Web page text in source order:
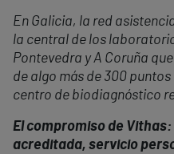
En Galicia, la red
la central de los
Pontevedra y A Coruña
de algo más de 300
centro de biodiagnóstico
El compromiso de
acreditada, servicio